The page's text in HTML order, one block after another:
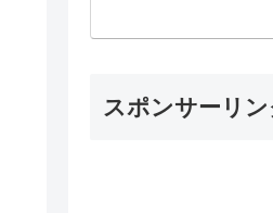
スポンサーリン